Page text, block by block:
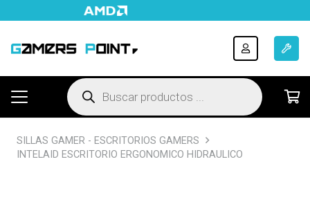
Búsqueda
de
productos
SILLAS GAMER - ESCRITORIOS GAMERS
INTELAID ESCRITORIO ERGONOMICO HIDRAULICO